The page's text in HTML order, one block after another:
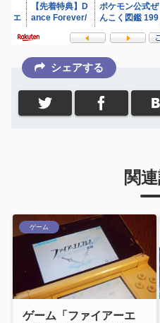
シェアする
関
ゲーム
ゲーム「ファイアーエ